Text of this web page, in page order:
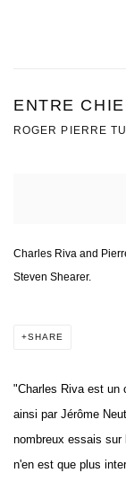
ENTRE
ROGER PIERRE
Charles Riva and
Steven Shearer.
SHARE
"Charles Riva est un
ainsi par Jérôme
nombreux essais
n'en est que plus